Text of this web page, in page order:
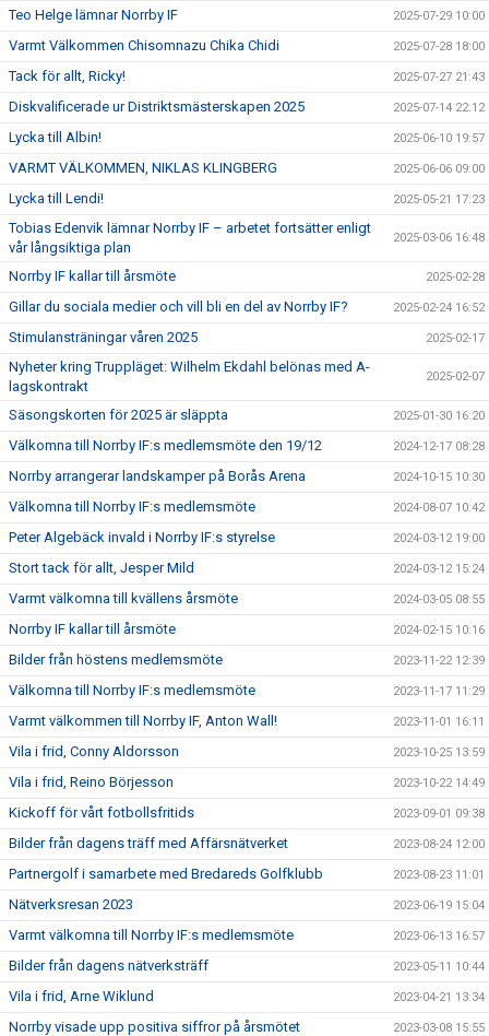
Teo Helge lämnar Norrby IF 2025-07-29 10:00
Varmt Välkommen Chisomnazu Chika Chidi 2025-07-28 18:00
Tack för allt, Ricky! 2025-07-27 21:43
Diskvalificerade ur Distriktsmästerskapen 2025 2025-07-14 22:12
Lycka till Albin! 2025-06-10 19:57
VARMT VÄLKOMMEN, NIKLAS KLINGBERG 2025-06-06 09:00
Lycka till Lendi! 2025-05-21 17:23
Tobias Edenvik lämnar Norrby IF – arbetet fortsätter enligt
vår långsiktiga plan
2025-03-06 16:48
Norrby IF kallar till årsmöte 2025-02-28
Gillar du sociala medier och vill bli en del av Norrby IF? 2025-02-24 16:52
Stimulansträningar våren 2025 2025-02-17
Nyheter kring Truppläget: Wilhelm Ekdahl belönas med A-
lagskontrakt
2025-02-07
Säsongskorten för 2025 är släppta 2025-01-30 16:20
Välkomna till Norrby IF:s medlemsmöte den 19/12 2024-12-17 08:28
Norrby arrangerar landskamper på Borås Arena 2024-10-15 10:30
Välkomna till Norrby IF:s medlemsmöte 2024-08-07 10:42
Peter Algebäck invald i Norrby IF:s styrelse 2024-03-12 19:00
Stort tack för allt, Jesper Mild 2024-03-12 15:24
Varmt välkomna till kvällens årsmöte 2024-03-05 08:55
Norrby IF kallar till årsmöte 2024-02-15 10:16
Bilder från höstens medlemsmöte 2023-11-22 12:39
Välkomna till Norrby IF:s medlemsmöte 2023-11-17 11:29
Varmt välkommen till Norrby IF, Anton Wall! 2023-11-01 16:11
Vila i frid, Conny Aldorsson 2023-10-25 13:59
Vila i frid, Reino Börjesson 2023-10-22 14:49
Kickoff för vårt fotbollsfritids 2023-09-01 09:38
Bilder från dagens träff med Affärsnätverket 2023-08-24 12:00
Partnergolf i samarbete med Bredareds Golfklubb 2023-08-23 11:01
Nätverksresan 2023 2023-06-19 15:04
Varmt välkomna till Norrby IF:s medlemsmöte 2023-06-13 16:57
Bilder från dagens nätverksträff 2023-05-11 10:44
Vila i frid, Arne Wiklund 2023-04-21 13:34
Norrby visade upp positiva siffror på årsmötet 2023-03-08 15:55